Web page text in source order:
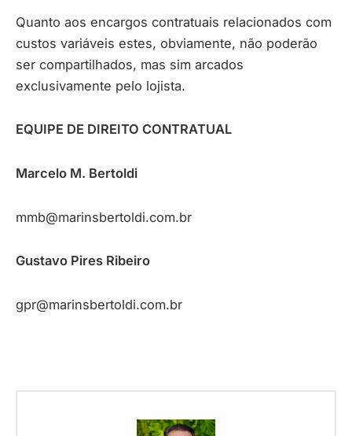
Quanto aos encargos contratuais relacionados com
custos variáveis estes, obviamente, não poderão
ser compartilhados, mas sim arcados
exclusivamente pelo lojista.
EQUIPE DE DIREITO CONTRATUAL
Marcelo M. Bertoldi
mmb@marinsbertoldi.com.br
Gustavo Pires Ribeiro
gpr@marinsbertoldi.com.br